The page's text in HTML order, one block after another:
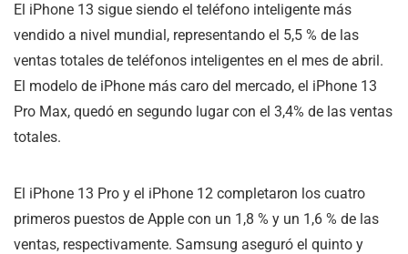
El iPhone 13 sigue siendo el teléfono inteligente más
vendido a nivel mundial, representando el 5,5 % de las
ventas totales de teléfonos inteligentes en el mes de abril.
El modelo de iPhone más caro del mercado, el iPhone 13
Pro Max, quedó en segundo lugar con el 3,4% de las ventas
totales.
El iPhone 13 Pro y el iPhone 12 completaron los cuatro
primeros puestos de Apple con un 1,8 % y un 1,6 % de las
ventas, respectivamente. Samsung aseguró el quinto y